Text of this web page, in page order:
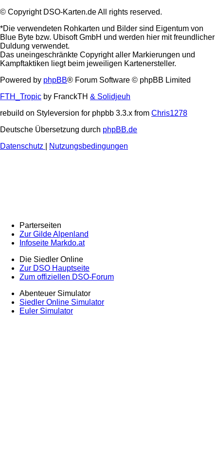
© Copyright DSO-Karten.de All rights reserved.
*Die verwendeten Rohkarten und Bilder sind Eigentum von
Blue Byte bzw. Ubisoft GmbH und werden hier mit freundlicher
Duldung verwendet.
Das uneingeschränkte Copyright aller Markierungen und
Kampftaktiken liegt beim jeweiligen Kartenersteller.
Powered by phpBB® Forum Software © phpBB Limited
FTH_Tropic by FranckTH & Solidjeuh
rebuild on Styleversion for phpbb 3.3.x from Chris1278
Deutsche Übersetzung durch phpBB.de
Datenschutz
Nutzungsbedingungen
Parterseiten
Zur Gilde Alpenland
Infoseite Markdo.at
Die Siedler Online
Zur DSO Hauptseite
Zum offiziellen DSO-Forum
Abenteuer Simulator
Siedler Online Simulator
Euler Simulator